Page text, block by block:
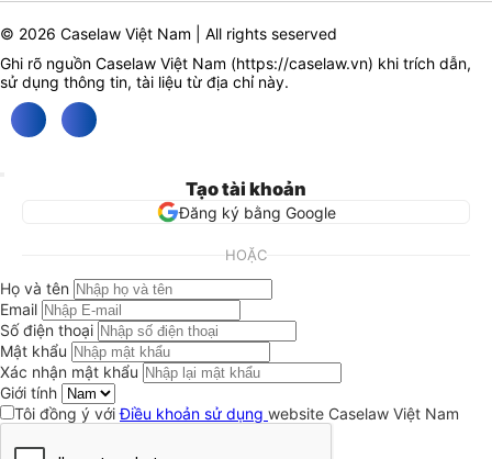
© 2026 Caselaw Việt Nam | All rights seserved
Ghi rõ nguồn Caselaw Việt Nam (https://caselaw.vn) khi trích dẫn,
sử dụng thông tin, tài liệu từ địa chỉ này.
Tạo tài khoản
Đăng ký bằng Google
HOẶC
Họ và tên
Email
Số điện thoại
Mật khẩu
Xác nhận mật khẩu
Giới tính
Tôi đồng ý vớiĐiều khoản sử dụng website Caselaw Việt Nam